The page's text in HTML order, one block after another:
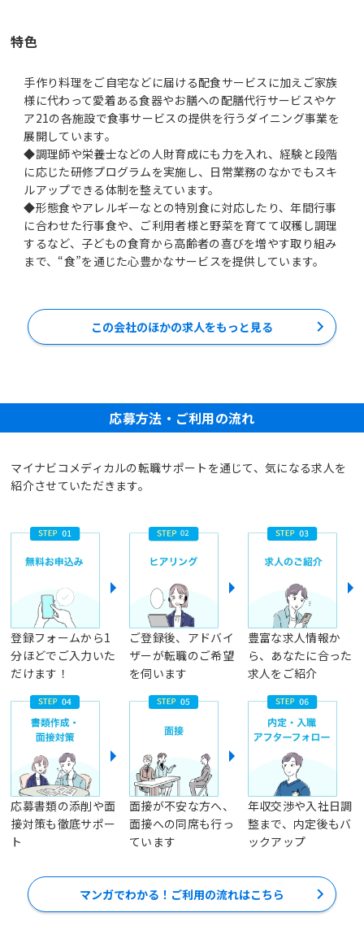
特色
手作り料理をご自宅などに届ける配食サービスに加えご家族
様に代わって愛着ある食器やお膳への配膳代行サービスやケ
ア21の各施設で食事サービスの提供を行うダイニング事業を
展開しています。
◆調理師や栄養士などの人財育成にも力を入れ、経験と段階
に応じた研修プログラムを実施し、日常業務のなかでもスキ
ルアップできる体制を整えています。
◆形態食やアレルギーなとの特別食に対応したり、年間行事
に合わせた行事食や、ご利用者様と野菜を育てて収穫し調理
するなど、子どもの食育から高齢者の喜びを増やす取り組み
まで、“食”を通じた心豊かなサービスを提供しています。
この会社のほかの求人をもっと見る
応募方法・ご利用の流れ
マイナビコメディカルの転職サポートを通じて、気になる求人を
紹介させていただきます。
登録フォームから1
分ほどでご入力いた
だけます！
ご登録後、アドバイ
ザーが転職のご希望
を伺います
豊富な求人情報か
ら、あなたに合った
求人をご紹介
応募書類の添削や面
接対策も徹底サポー
ト
面接が不安な方へ、
面接への同席も行っ
ています
年収交渉や入社日調
整まで、内定後もバ
ックアップ
マンガでわかる！ご利用の流れはこちら